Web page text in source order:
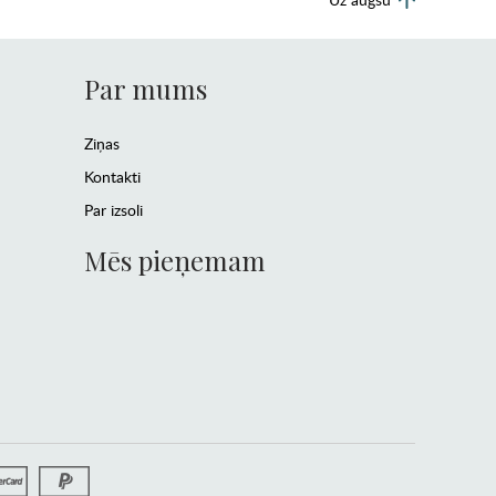
Par mums
Ziņas
Kontakti
Par izsoli
Mēs pieņemam